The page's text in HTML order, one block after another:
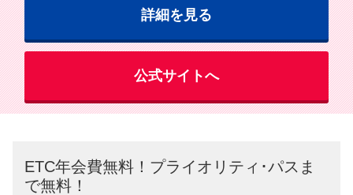
詳細を見る
公式サイトへ
ETC年会費無料！プライオリティ･パスま
で無料！